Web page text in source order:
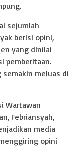
sejumlah
berisi opini,
yang dinilai
pemberitaan.
semakin meluas di
Wartawan
Febriansyah,
media
opini